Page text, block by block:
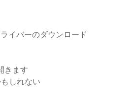
イバーのダウンロード
きます
しれない